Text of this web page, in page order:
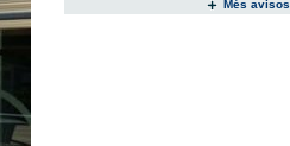
Més avisos